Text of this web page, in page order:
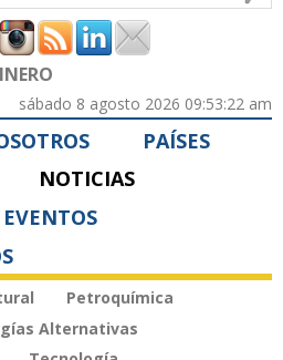
sábado 8 agosto 2026 09:53:22 am
PAÍSES
NOTICIAS
EVENTOS
Petroquímica
Alternativas